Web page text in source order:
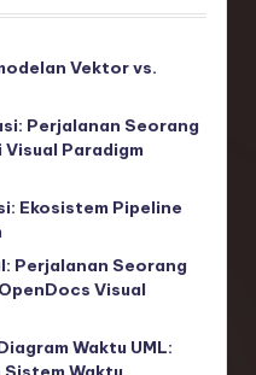
Vektor vs.
Perjalanan Seorang
Paradigm
Ekosistem Pipeline
Perjalanan Seorang
Visual
Waktu UML: